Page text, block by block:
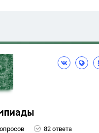
82 ответа